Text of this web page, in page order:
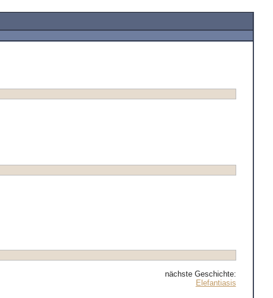
nächste Geschichte:
Elefantiasis